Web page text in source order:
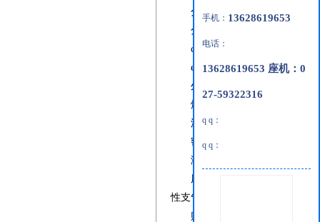
分子式：c13h20n2o2
分子量：
cas 号： 99291-25-5
einecs号：1592732-453-0
外观：无臭、味苦的白色晶
熔点：
沸点：
密度：
溶解性：溶于甲醇、乙醇、
用途：本品为为镇咳祛痰药
性支气管炎引起的干咳和持续性
贮存：密封保存在干燥、阴
手机： 13628619653
电话：
13628619653 座机：0
27-59322316
q q：
q q：